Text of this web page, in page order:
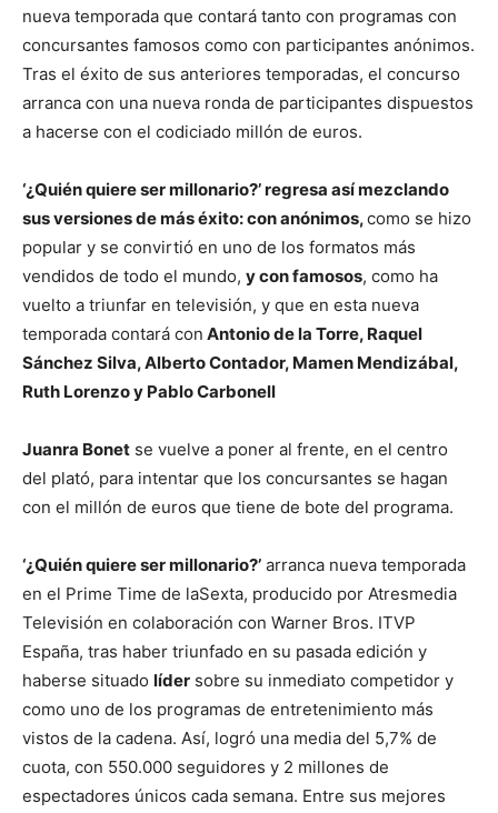
nueva temporada que contará tanto con programas con
concursantes famosos como con participantes anónimos.
Tras el éxito de sus anteriores temporadas, el concurso
arranca con una nueva ronda de participantes dispuestos
a hacerse con el codiciado millón de euros.
‘¿Quién quiere ser millonario?’ regresa así mezclando
sus versiones de más éxito: con anónimos,como se hizo
popular y se convirtió en uno de los formatos más
vendidos de todo el mundo, y con famosos, como ha
vuelto a triunfar en televisión, y que en esta nueva
temporada contará con Antonio de la Torre, Raquel
Sánchez Silva, Alberto Contador, Mamen Mendizábal,
Ruth Lorenzo y Pablo Carbonell
Juanra Bonet se vuelve a poner al frente, en el centro
del plató, para intentar que los concursantes se hagan
con el millón de euros que tiene de bote del programa.
‘¿Quién quiere ser millonario?’ arranca nueva temporada
en el Prime Time de laSexta, producido por Atresmedia
Televisión en colaboración con Warner Bros. ITVP
España, tras haber triunfado en su pasada edición y
haberse situado líder sobre su inmediato competidor y
como uno de los programas de entretenimiento más
vistos de la cadena. Así, logró una media del 5,7% de
cuota, con 550.000 seguidores y 2 millones de
espectadores únicos cada semana. Entre sus mejores